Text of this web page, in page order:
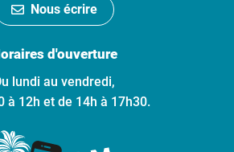
Nous écrire
d'ouverture
lundi au vendredi,
à 12h et de 14h à 17h30.